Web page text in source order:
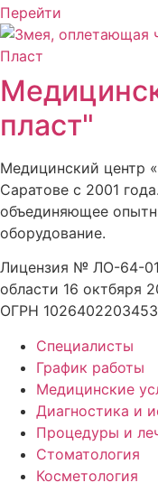
Перейти
пласт"
Медицинский центр
Саратове с 2001
объединяющее
оборудование.
Лицензия № ЛО-64-
области 16 октбяря
ОГРН 1026402203453
Специалисты
График работы
Медицинские
Диагностика и
Процедуры и
Стоматология
Косметология